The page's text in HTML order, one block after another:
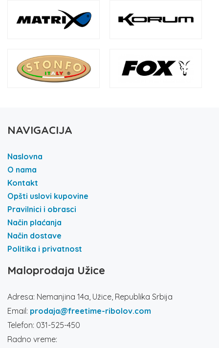
NAVIGACIJA
Naslovna
O nama
Kontakt
Opšti uslovi kupovine
Pravilnici i obrasci
Način plaćanja
Način dostave
Politika i privatnost
Maloprodaja Užice
Adresa: Nemanjina 14a, Užice, Republika Srbija
Email: prodaja@freetime-ribolov.com
Telefon: 031-525-450
Radno vreme: